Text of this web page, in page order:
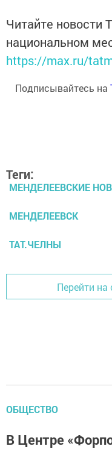
Читайте новости
национальном
https://max.ru/
Подписывайтесь на
Теги:
МЕНДЕЛЕЕВСКИЕ
МЕНДЕЛЕЕВСК
ТАТ.ЧЕЛНЫ
Перейти на
ОБЩЕСТВО
В Центре